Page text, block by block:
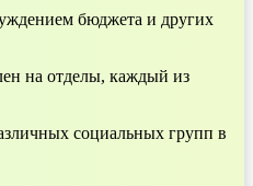
бюджета и других
на отделы, каждый из
социальных групп в